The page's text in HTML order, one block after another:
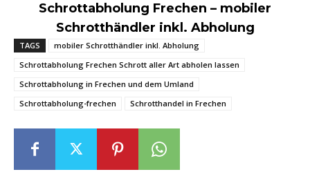
Schrottabholung Frechen – mobiler
Schrotthändler inkl. Abholung
TAGS
mobiler Schrotthändler inkl. Abholung
Schrottabholung Frechen Schrott aller Art abholen lassen
Schrottabholung in Frechen und dem Umland
Schrottabholung-frechen
Schrotthandel in Frechen